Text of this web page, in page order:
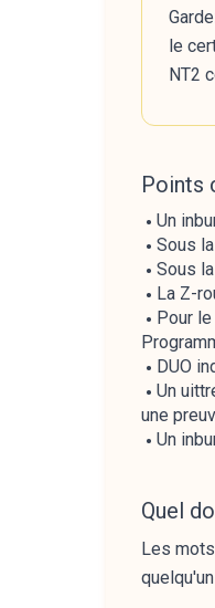
le
NT2
Points
Un
Sous
Sous
La Z-
Pour
DUO
Un
une
Un
Quel
Les